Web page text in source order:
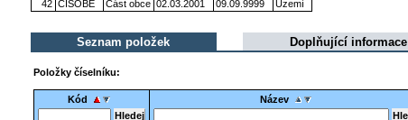
42 CISOBE Část obce 02.03.2001 09.09.9999 Území
Seznam položek Doplňující informace
Položky číselníku:
Kód Název